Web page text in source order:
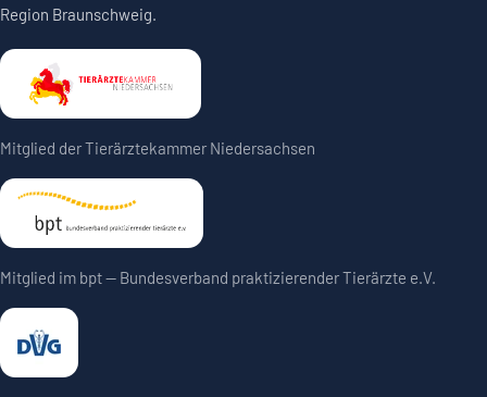
Region Braunschweig.
Mitglied der Tierärztekammer Niedersachsen
Mitglied im bpt — Bundesverband praktizierender Tierärzte e.V.